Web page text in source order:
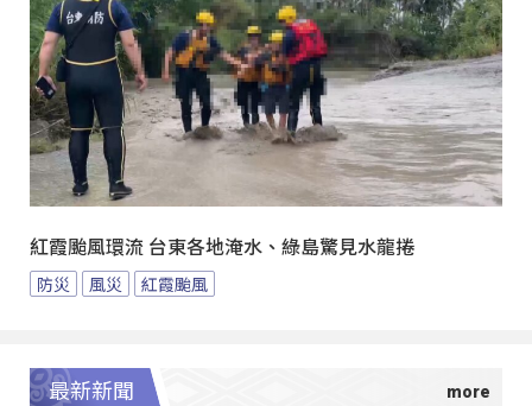
紅霞颱風環流 台東各地淹水、綠島驚見水龍捲
防災 風災 紅霞颱風
最新新聞